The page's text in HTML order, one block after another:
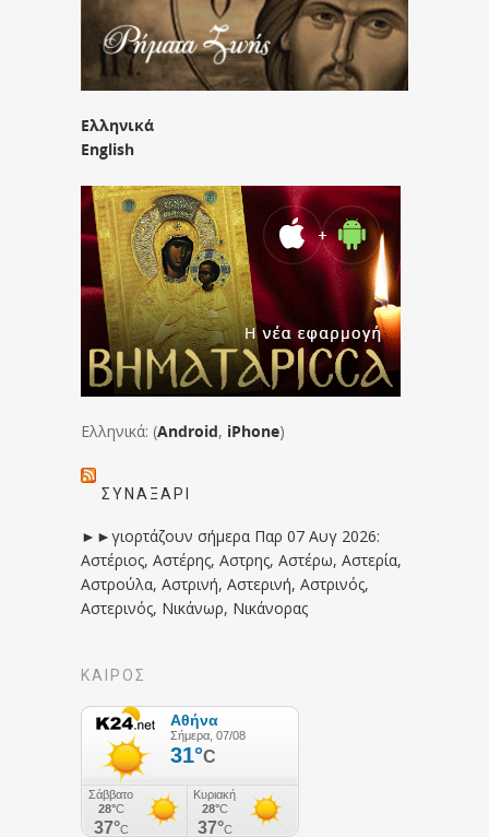
Ελληνικά
English
Ελληνικά: (Android, iPhone)
ΣΥΝΑΞΆΡΙ
►►γιορτάζουν σήμερα Παρ 07 Αυγ 2026:
Αστέριος, Αστέρης, Αστρης, Αστέρω, Αστερία,
Αστρούλα, Αστρινή, Αστερινή, Αστρινός,
Αστερινός, Νικάνωρ, Νικάνορας
ΚΑΙΡΟΣ